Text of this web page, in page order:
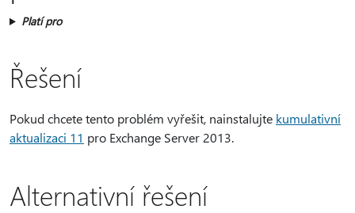
Platí pro
Řešení
Pokud chcete tento problém vyřešit, nainstalujte kumulativní
aktualizaci 11 pro Exchange Server 2013.
Alternativní řešení